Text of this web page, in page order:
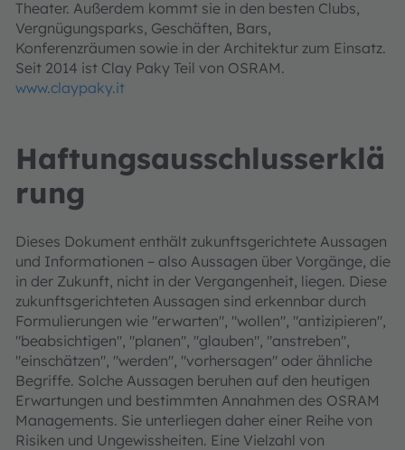
Theater. Außerdem kommt sie in den besten Clubs,
Vergnügungsparks, Geschäften, Bars,
Konferenzräumen sowie in der Architektur zum Einsatz.
Seit 2014 ist Clay Paky Teil von OSRAM.
www.claypaky.it
Haftungsausschlusserklä
rung
Dieses Dokument enthält zukunftsgerichtete Aussagen
und Informationen – also Aussagen über Vorgänge, die
in der Zukunft, nicht in der Vergangenheit, liegen. Diese
zukunftsgerichteten Aussagen sind erkennbar durch
Formulierungen wie "erwarten", "wollen", "antizipieren",
"beabsichtigen", "planen", "glauben", "anstreben",
"einschätzen", "werden", "vorhersagen" oder ähnliche
Begriffe. Solche Aussagen beruhen auf den heutigen
Erwartungen und bestimmten Annahmen des OSRAM
Managements. Sie unterliegen daher einer Reihe von
Risiken und Ungewissheiten. Eine Vielzahl von